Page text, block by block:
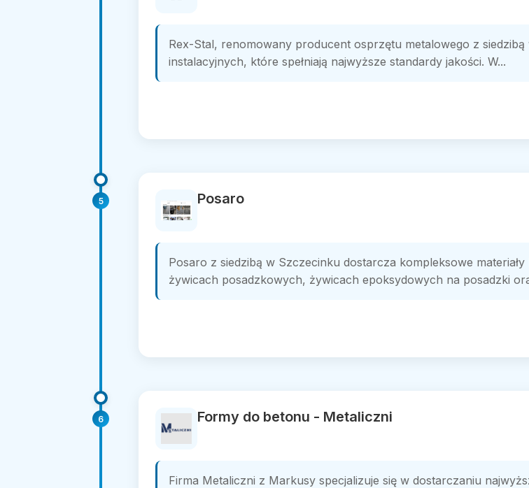
Rex-Stal, renomowany producent osprzętu metalowego z
instalacyjnych, które spełniają najwyższe standardy jakości. W...
5 Posaro
Posaro z siedzibą w Szczecinku dostarcza kompleksowe
żywicach posadzkowych, żywicach epoksydowych na posadzki
6 Formy do betonu - Metaliczni
Firma Metaliczni z Markusy specjalizuje się w dostarczaniu